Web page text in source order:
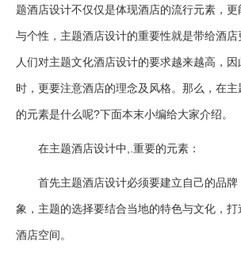
题酒店设计不仅仅是体现酒店的流行元素，
与个性，主题酒店设计的重要性就是带给酒店
人们对主题文化酒店设计的要求越来越高，
时，更要注意酒店的理念及风格。那么，在
的元素是什么呢?下面本末小编给大家介绍。
在主题酒店设计中,.重要的元素：
首先主题酒店设计必须要建立自己的品
象，主题的选择要结合当地的特色与文化，
酒店空间。